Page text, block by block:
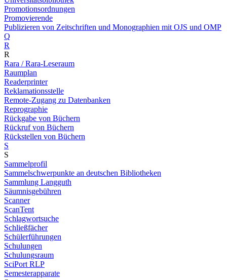
Promotionsordnungen
Promovierende
Publizieren von Zeitschriften und Monographien mit OJS und OMP
Q
R
R
Rara / Rara-Leseraum
Raumplan
Readerprinter
Reklamationsstelle
Remote-Zugang zu Datenbanken
Reprographie
Rückgabe von Büchern
Rückruf von Büchern
Rückstellen von Büchern
S
S
Sammelprofil
Sammelschwerpunkte an deutschen Bibliotheken
Sammlung Langguth
Säumnisgebühren
Scanner
ScanTent
Schlagwortsuche
Schließfächer
Schülerführungen
Schulungen
Schulungsraum
SciPort RLP
Semesterapparate